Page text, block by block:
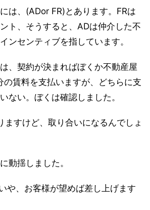
は、(ADor FR)とあります。FRは
ト、そうすると、ADは仲介した不
ンセンティブを指しています。
、契約が決まればぼくか不動産屋
の賃料を支払いますが、どちらに支
ない。ぼくは確認しました。
ますけど、取り合いになるんでしょ
動揺しました。
や、お客様が望めば差し上げます